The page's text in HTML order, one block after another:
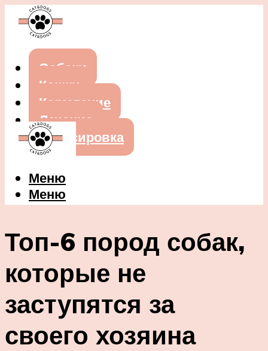
Собаки
Кошки
Кормление
Лечение
Дрессировка
Меню
Меню
Топ-6 пород собак,
которые не
заступятся за
своего хозяина